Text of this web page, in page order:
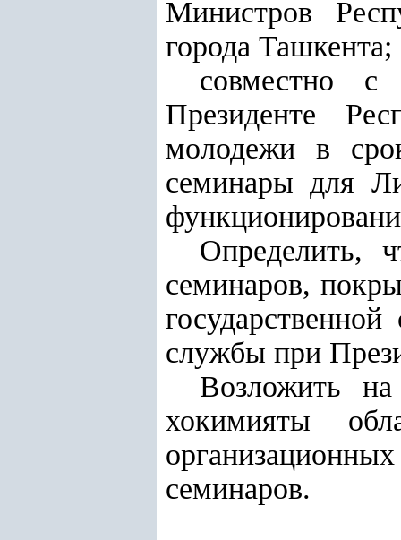
Министров
города Ташкента;
совместно с
Президенте
молодежи в
семинары для
Определить,
семинаров,
службы при
Возложить
хокимияты
семинаров.